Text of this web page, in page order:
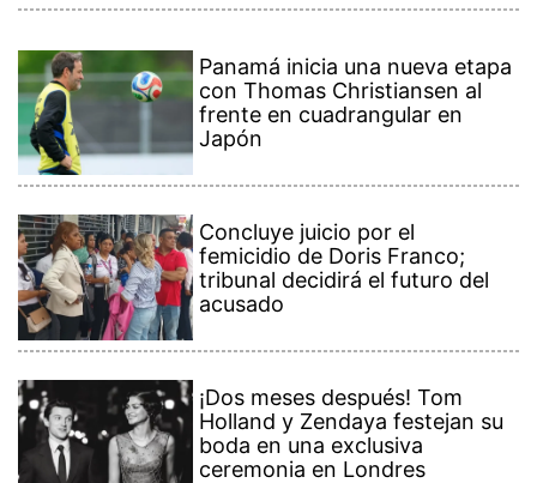
Panamá inicia una nueva etapa
con Thomas Christiansen al
frente en cuadrangular en
Japón
Concluye juicio por el
femicidio de Doris Franco;
tribunal decidirá el futuro del
acusado
¡Dos meses después! Tom
Holland y Zendaya festejan su
boda en una exclusiva
ceremonia en Londres